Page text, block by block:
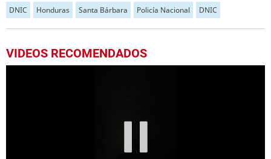
DNIC Honduras Santa Bárbara Policía Nacional DNIC
VIDEOS RECOMENDADOS